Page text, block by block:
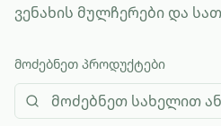
ვენახის მულჩერები და
მოძებნეთ პროდუქტები